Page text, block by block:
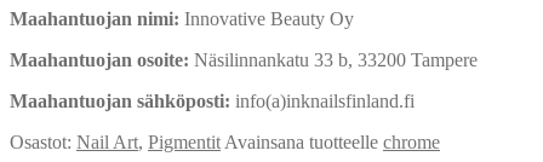
Maahantuojan nimi: Innovative Beauty Oy
Maahantuojan osoite: Näsilinnankatu 33 b, 33200 Tampere
Maahantuojan sähköposti: info(a)inknailsfinland.fi
Osastot: Nail Art, Pigmentit Avainsana tuotteelle chrome